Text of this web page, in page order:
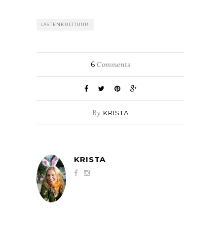
LASTENKULTTUURI
6 Comments
By KRISTA
KRISTA